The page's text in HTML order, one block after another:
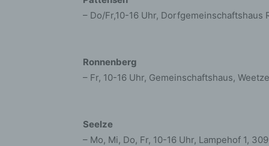
– Do/Fr,10-16 Uhr, Dorfgemeinschaftshaus
Ronnenberg
– Fr, 10-16 Uhr, Gemeinschaftshaus,
Seelze
– Mo, Mi, Do, Fr, 10-16 Uhr, Lampehof 1,